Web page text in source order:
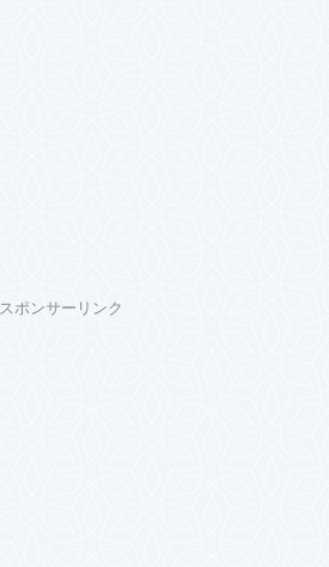
スポンサーリンク